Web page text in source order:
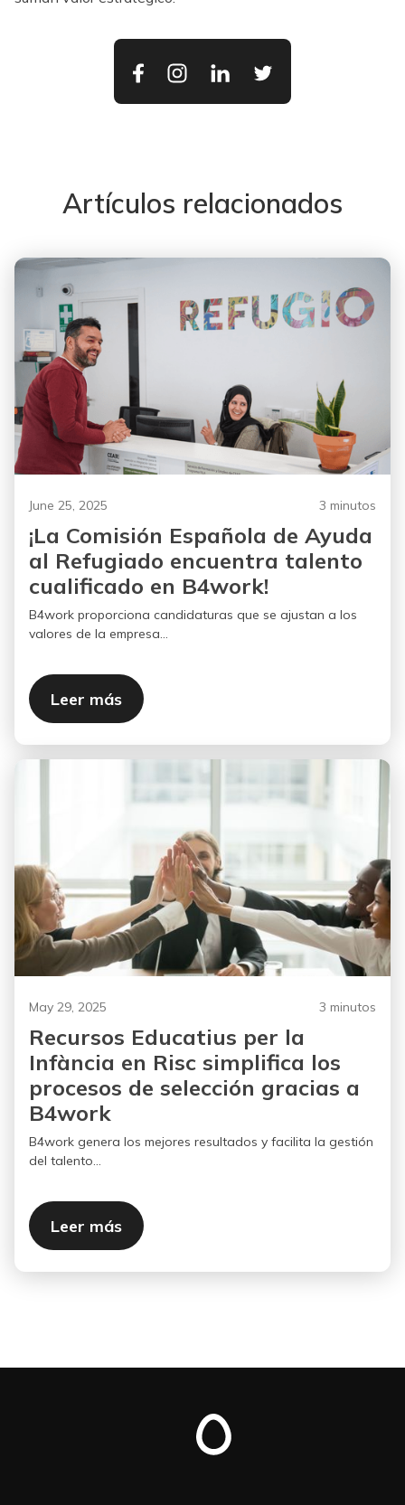
Artículos relacionados
June 25, 2025 3 minutos
¡La Comisión Española de Ayuda
al Refugiado encuentra talento
cualificado en B4work!
B4work proporciona candidaturas que se ajustan a los
valores de la empresa...
Leer más
May 29, 2025 3 minutos
Recursos Educatius per la
Infància en Risc simplifica los
procesos de selección gracias a
B4work
B4work genera los mejores resultados y facilita la gestión
del talento...
Leer más